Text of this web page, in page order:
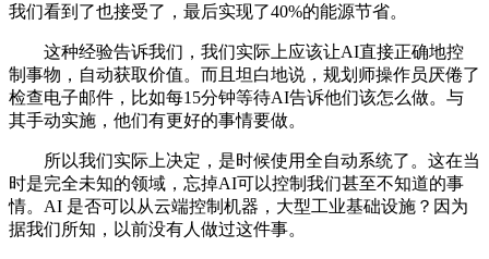
我们看到了也接受了，最后实现了40%的能源节省。
这种经验告诉我们，我们实际上应该让AI直接正确地控
制事物，自动获取价值。而且坦白地说，规划师操作员厌倦了
检查电子邮件，比如每15分钟等待AI告诉他们该怎么做。与
其手动实施，他们有更好的事情要做。
所以我们实际上决定，是时候使用全自动系统了。这在当
时是完全未知的领域，忘掉AI可以控制我们甚至不知道的事
情。AI 是否可以从云端控制机器，大型工业基础设施？因为
据我们所知，以前没有人做过这件事。